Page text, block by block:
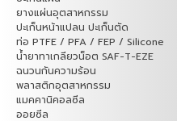
ยางแผ่นอุตสาหกรรม
ปะเก็นหน้าแปลน ปะเก็นตัด
ท่อ PTFE / PFA / FEP / Silicone
น้ำยาทาเกลียวน็อต SAF-T-EZE
ฉนวนกันความร้อน
พลาสติกอุตสาหกรรม
แมคคานิคอลซีล
ออยซีล